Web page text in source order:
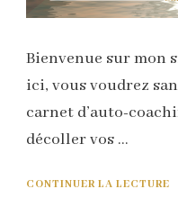
Bienvenue sur mon
ici, vous voudrez
carnet d’auto-
décoller vos …
CONTINUER LA LECTURE